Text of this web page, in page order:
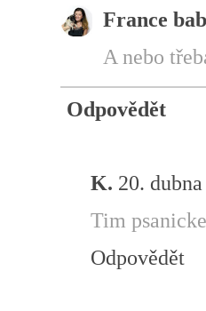
France
A nebo
Odpovědět
K. 20.
Tim
Odpovědět